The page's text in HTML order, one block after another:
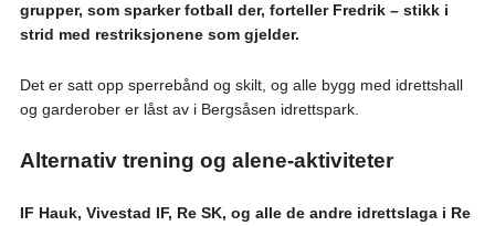
grupper, som sparker fotball der, forteller Fredrik – stikk i
strid med restriksjonene som gjelder.
Det er satt opp sperrebånd og skilt, og alle bygg med idrettshall
og garderober er låst av i Bergsåsen idrettspark.
Alternativ trening og alene-aktiviteter
IF Hauk, Vivestad IF, Re SK, og alle de andre idrettslaga i Re